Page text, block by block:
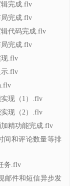
辑完成.flv
局完成.flv
辑代码完成.flv
局完成.flv
现.flv
示.flv
.flv
实现（1）.flv
实现（2）.flv
加精功能完成.flv
间和评论数量等排
务.flv
邮件和短信异步发